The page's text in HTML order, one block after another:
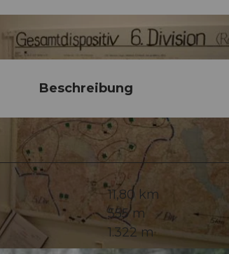
Beschreibung
11,80 km
555 m
1.322 m